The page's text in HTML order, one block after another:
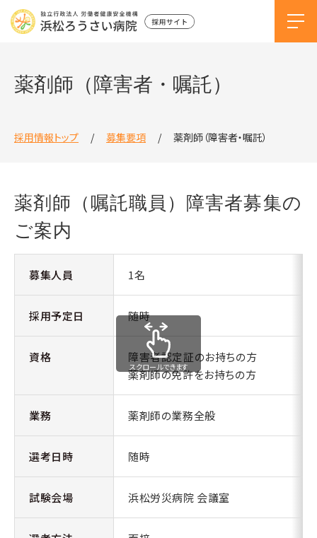
薬剤師（障害者・嘱託）
採用情報トップ 募集要項 薬剤師（障害者・嘱託）
薬剤師（嘱託職員）障害者募集の
ご案内
募集人員 1名
採用予定日 随時
資格
障害者認定証のお持ちの方
薬剤師の免許をお持ちの方
業務 薬剤師の業務全般
選考日時 随時
試験会場 浜松労災病院 会議室
スクロールできます